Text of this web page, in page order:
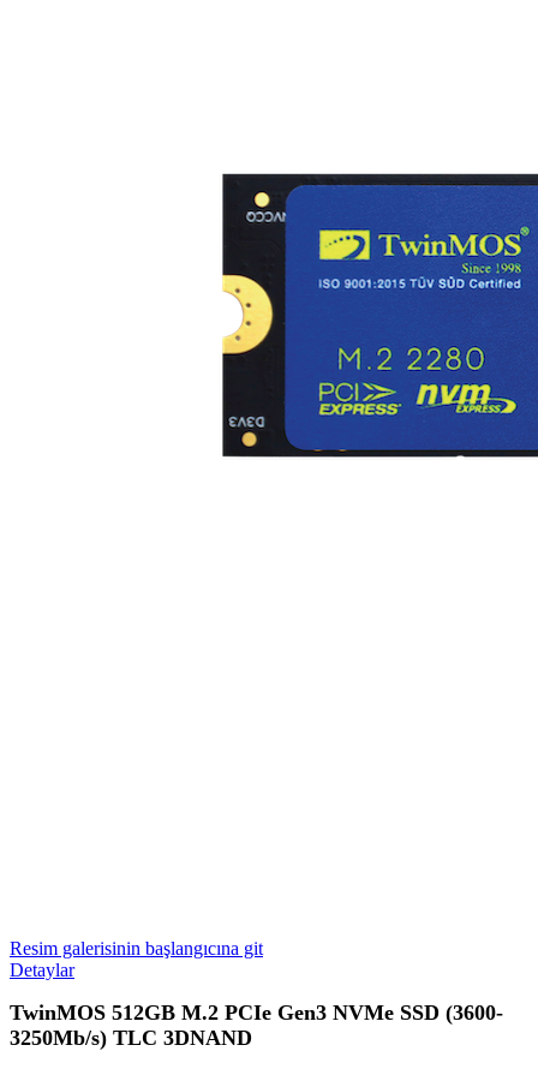
Resim galerisinin başlangıcına git
Detaylar
TwinMOS 512GB M.2 PCIe Gen3 NVMe SSD (3600-
3250Mb/s) TLC 3DNAND